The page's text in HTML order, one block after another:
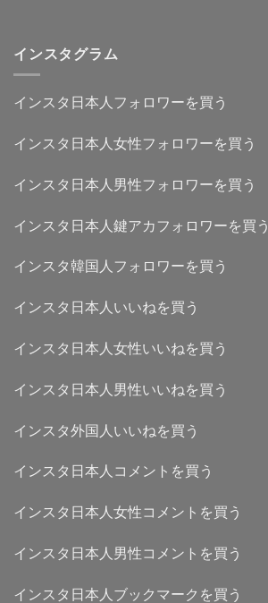
インスタグラム
インスタ日本人フォロワーを買う
インスタ日本人女性フォロワーを買う
インスタ日本人男性フォロワーを買う
インスタ日本人鍵アカフォロワーを買う
インスタ韓国人フォロワーを買う
インスタ日本人いいねを買う
インスタ日本人女性いいねを買う
インスタ日本人男性いいねを買う
インスタ外国人いいねを買う
インスタ日本人コメントを買う
インスタ日本人女性コメントを買う
インスタ日本人男性コメントを買う
インスタ日本人ブックマークを買う